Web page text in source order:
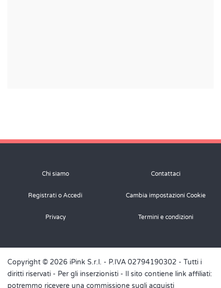
Chi siamo Contattaci
Registrati o Accedi Cambia impostazioni Cookie
Privacy Termini e condizioni
Copyright © 2026 iPink S.r.l. - P.IVA 02794190302 - Tutti i
diritti riservati - Per gli inserzionisti - Il sito contiene link affiliati:
potremmo ricevere una commissione sugli acquisti